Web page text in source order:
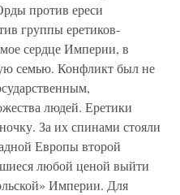
против ереси
группы еретиков-
сердце Империи, в
семью. Конфликт был не
людей. Еретики
За их спинами стояли
Европы второй
любой ценой выйти
Империи. Для